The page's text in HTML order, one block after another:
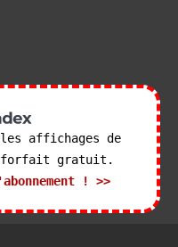
affichages de
forfait gratuit.
! >>